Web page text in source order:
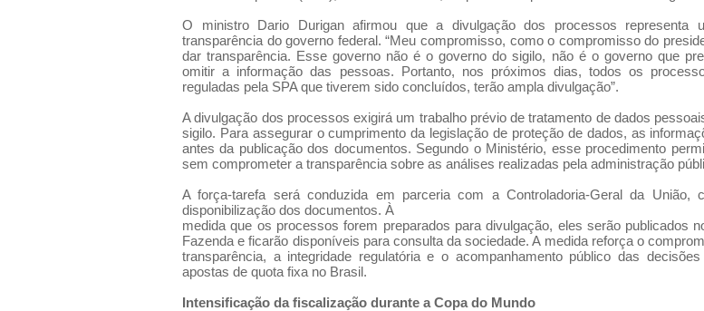
O ministro Dario Durigan afirmou que a divulgação dos processos representa
transparência do governo federal. “Meu compromisso, como o compromisso do
dar transparência. Esse governo não é o governo do sigilo, não é o governo que
omitir a informação das pessoas. Portanto, nos próximos dias, todos os
reguladas pela SPA que tiverem sido concluídos, terão ampla divulgação”.
A divulgação dos processos exigirá um trabalho prévio de tratamento de dados
sigilo. Para assegurar o cumprimento da legislação de proteção de dados, as
antes da publicação dos documentos. Segundo o Ministério, esse procedimento
sem comprometer a transparência sobre as análises realizadas pela administração
A força-tarefa será conduzida em parceria com a Controladoria-Geral da União,
disponibilização dos documentos. À
medida que os processos forem preparados para divulgação, eles serão publicados
Fazenda e ficarão disponíveis para consulta da sociedade. A medida reforça o
transparência, a integridade regulatória e o acompanhamento público das
apostas de quota fixa no Brasil.
Intensificação da fiscalização durante a Copa do Mundo